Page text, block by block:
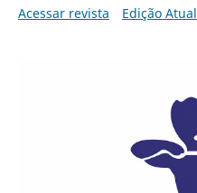
Acessar revista
Edição Atual